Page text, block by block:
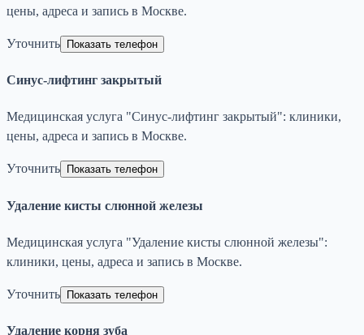
цены, адреса и запись в Москве.
Уточнить Показать телефон
Синус-лифтинг закрытый
Медицинская услуга "Синус-лифтинг закрытый": клиники,
цены, адреса и запись в Москве.
Уточнить Показать телефон
Удаление кисты слюнной железы
Медицинская услуга "Удаление кисты слюнной железы":
клиники, цены, адреса и запись в Москве.
Уточнить Показать телефон
Удаление корня зуба